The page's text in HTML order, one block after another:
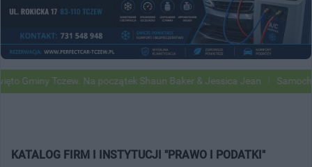
Gminy Tczew. Na początek Shaun Baker & Jessica Jean
KATALOG FIRM I INSTYTUCJI "PRAWO I PODATKI"